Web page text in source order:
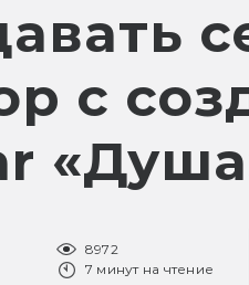
с
8972
7 минут на чтение